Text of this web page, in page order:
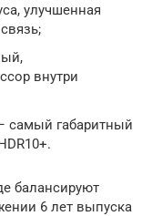
улучшенная
внутри
самый габаритный
балансируют
6 лет выпуска